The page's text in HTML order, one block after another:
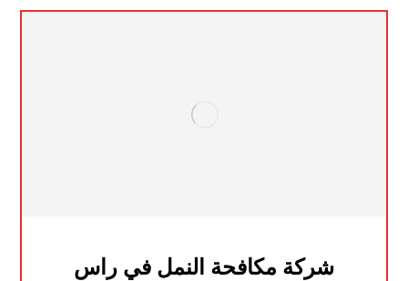
شركة مكافحة النمل في راس